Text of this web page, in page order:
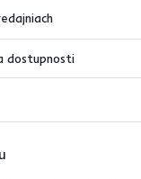
dostupnosti